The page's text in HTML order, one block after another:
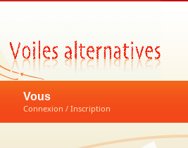
Vous
Connexion / Inscription